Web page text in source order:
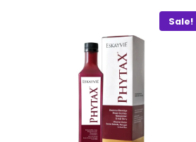
Sale!